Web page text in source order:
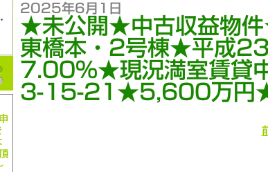
2025年6月1日
★未公開★中古収益物
東橋本・2号棟★平成
7.00％★現況満室賃貸
3-15-21★5,600万円